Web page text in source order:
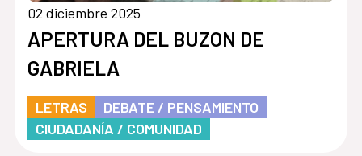
02 diciembre 2025
APERTURA DEL BUZON DE
GABRIELA
LETRAS
DEBATE / PENSAMIENTO
CIUDADANÍA / COMUNIDAD